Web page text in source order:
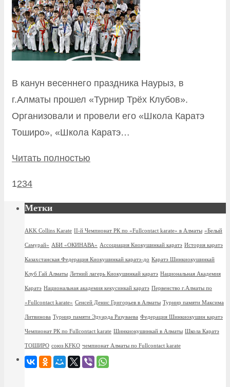
В канун весеннего праздника Наурыз, в
г.Алматы прошел «Турнир Трёх Клубов».
Организовали и провели его «Школа Каратэ
Тоширо», «Школа Каратэ…
Читать полностью
1234
Метки
AKK Collins Karate II-й Чемпионат РК по «Fullcontact karate» в Алматы «Белый
Самурай» АБИ «ОКИНАВА» Ассоциация Киокушинкай каратэ История каратэ
Казахстанская Федерация Киокушинкай каратэ-до Каратэ Шинкиокушинкай
Клуб Гай Алматы Летний лагерь Киокушинкай каратэ Национальная Академия
Каратэ Национальная академия кекусинкай каратэ Первенство г.Алматы по
«Fullcontact karate» Сенсей Денис Григорьев в Алматы Турнир памяти Максима
Литвинова Турнир памяти Эдуарда Разуваева Федерация Шинкиокушин каратэ
Чемпионат РК по Fullcontact karate Шинкиокушинкай в Алматы Школа Каратэ
ТОШИРО союз KFKO чемпионат Алматы по Fullcontact karate